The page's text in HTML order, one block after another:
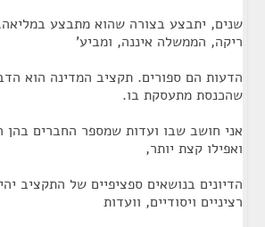
שנים, יתבצע בצורה שהוא מתבצע
ריקה, הממשלה איננה, ומביע'
הדעות הם ספורים. תקציב המדינה הוא
שהכנסת מתעסקת בו.
ואפילו קצת יותר,
הדיונים בנושאים ספציפיים של התקציב
רציניים ויסודיים, וועדות